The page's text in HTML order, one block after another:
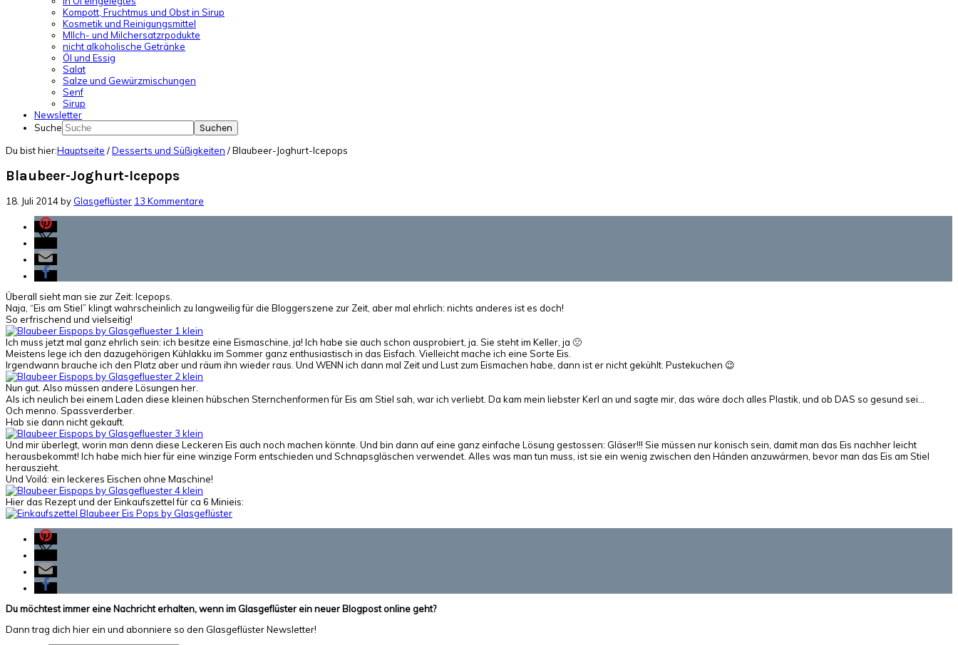
Kompott, Fruchtmus und Obst in Sirup
Kosmetik und Reinigungsmittel
MIlch- und Milchersatzrpodukte
nicht alkoholische Getränke
Öl und Essig
Salat
Salze und Gewürzmischungen
Senf
Sirup
Newsletter
Suche
Du bist hier:Hauptseite /Desserts und Süßigkeiten /Blaubeer-Joghurt-Icepops
Blaubeer-Joghurt-Icepops
18. Juli 2014by Glasgeflüster 13 Kommentare
Überall sieht man sie zur Zeit: Icepops.
Naja, “Eis am Stiel” klingt wahrscheinlich zu langweilig für die Bloggerszene zur Zeit, aber mal ehrlich: nichts anderes ist es doch!
So erfrischend und vielseitig!
Ich muss jetzt mal ganz ehrlich sein: ich besitze eine Eismaschine, ja! Ich habe sie auch schon ausprobiert, ja. Sie steht im Keller, ja 🙁
Meistens lege ich den dazugehörigen Kühlakku im Sommer ganz enthusiastisch in das Eisfach. Vielleicht mache ich eine Sorte Eis.
Irgendwann brauche ich den Platz aber und räum ihn wieder raus. Und WENN ich dann mal Zeit und Lust zum Eismachen habe, dann ist er nicht gekühlt. Pustekuchen 😉
Nun gut. Also müssen andere Lösungen her.
Als ich neulich bei einem Laden diese kleinen hübschen Sternchenformen für Eis am Stiel sah, war ich verliebt. Da kam mein liebster Kerl an und sagte mir, das wäre doch alles Plastik, und ob DAS so gesund sei…
Och menno. Spassverderber.
Hab sie dann nicht gekauft.
Und mir überlegt, worin man denn diese Leckeren Eis auch noch machen könnte. Und bin dann auf eine ganz einfache Lösung gestossen: Gläser!!! Sie müssen nur konisch sein, damit man das Eis nachher leicht
herausbekommt! Ich habe mich hier für eine winzige Form entschieden und Schnapsgläschen verwendet. Alles was man tun muss, ist sie ein wenig zwischen den Händen anzuwärmen, bevor man das Eis am Stiel
herauszieht.
Und Voilá: ein leckeres Eischen ohne Maschine!
Hier das Rezept und der Einkaufszettel für ca 6 Minieis:
Du möchtest immer eine Nachricht erhalten, wenn im Glasgeflüster ein neuer Blogpost online geht?
Dann trag dich hier ein und abonniere so den Glasgeflüster Newsletter!